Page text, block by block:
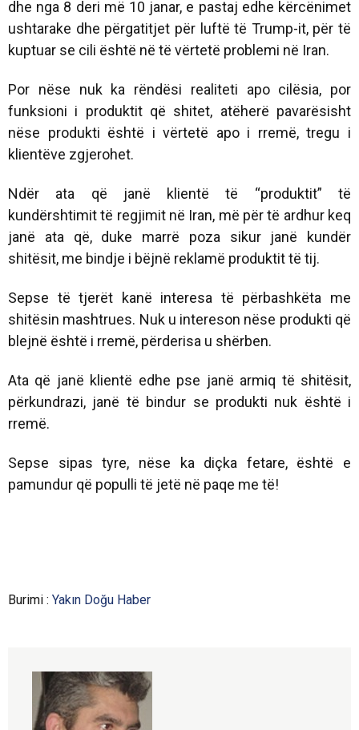
dhe nga 8 deri më 10 janar, e pastaj edhe kërcënimet
ushtarake dhe përgatitjet për luftë të Trump-it, për të
kuptuar se cili është në të vërtetë problemi në Iran.
Por nëse nuk ka rëndësi realiteti apo cilësia, por
funksioni i produktit që shitet, atëherë pavarësisht
nëse produkti është i vërtetë apo i rremë, tregu i
klientëve zgjerohet.
Ndër ata që janë klientë të “produktit” të
kundërshtimit të regjimit në Iran, më për të ardhur keq
janë ata që, duke marrë poza sikur janë kundër
shitësit, me bindje i bëjnë reklamë produktit të tij.
Sepse të tjerët kanë interesa të përbashkëta me
shitësin mashtrues. Nuk u intereson nëse produkti që
blejnë është i rremë, përderisa u shërben.
Ata që janë klientë edhe pse janë armiq të shitësit,
përkundrazi, janë të bindur se produkti nuk është i
rremë.
Sepse sipas tyre, nëse ka diçka fetare, është e
pamundur që populli të jetë në paqe me të!
Burimi : Yakın Doğu Haber